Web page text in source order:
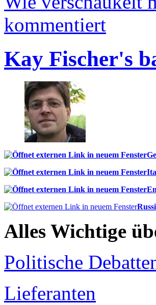
kommentiert
Kay Fischer's
Alles Wichtige
Politische
Lieferanten